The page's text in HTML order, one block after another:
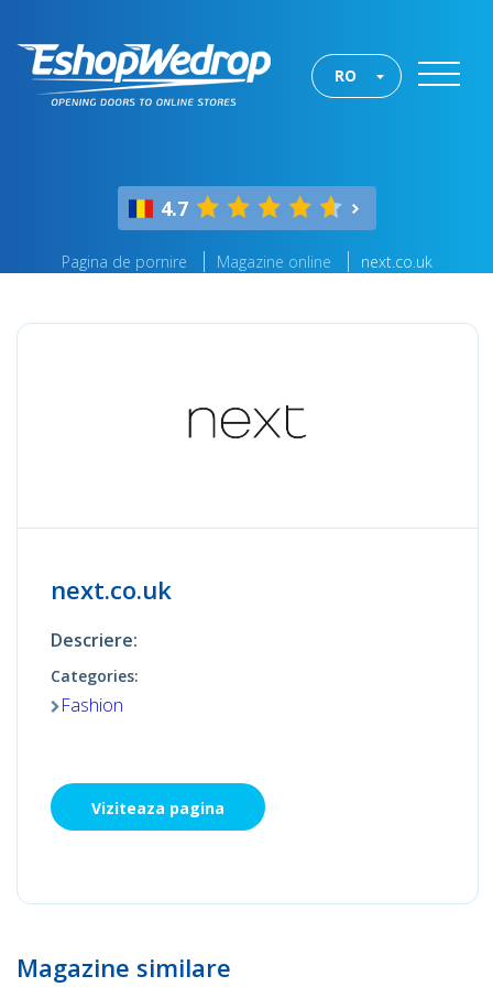
RO
4.7
Pagina de pornire Magazine online next.co.uk
next.co.uk
Descriere:
Categories:
Fashion
Viziteaza pagina
Magazine similare